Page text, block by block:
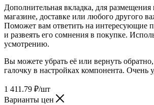
Дополнительная вкладка, для
магазине, доставке или любого другого
Поможет вам ответить на интересующие
и развеять его сомнения в покупке.
усмотрению.
Вы можете убрать её или вернуть
галочку в настройках компонента. Очень
1 411.79 ₽/шт
Варианты цен